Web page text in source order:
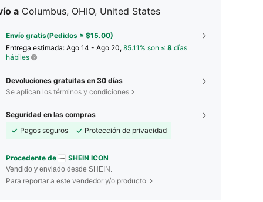
a Columbus, OHIO, United States
Envío gratis(Pedidos ≥ $15.00)
Entrega estimada: Ago 14 - Ago 20, 85.11% son ≤ 8 días
hábiles
Devoluciones gratuitas en 30 días
Se aplican los términos y condiciones
Seguridad en las compras
Pagos seguros
Protección de privacidad
Procedente de SHEIN ICON
Vendido y enviado desde SHEIN.
Para reportar a este vendedor y/o producto